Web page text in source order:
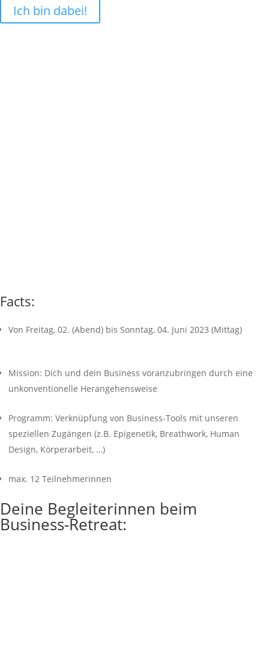
Ich bin dabei!
Facts:
Von Freitag, 02. (Abend) bis Sonntag, 04. Juni 2023 (Mittag)
Mission: Dich und dein Business voranzubringen durch eine
unkonventionelle Herangehensweise
Programm: Verknüpfung von Business-Tools mit unseren
speziellen Zugängen (z.B. Epigenetik, Breathwork, Human
Design, Körperarbeit, …)
max. 12 Teilnehmerinnen
Deine Begleiterinnen beim
Business-Retreat: